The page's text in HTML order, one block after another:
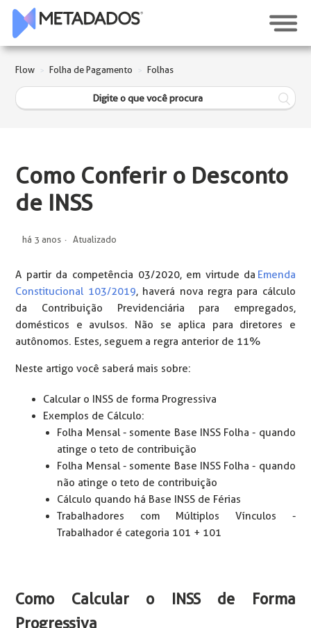
Flow Folha de Pagamento Folhas
Como Conferir o Desconto
de INSS
há 3 anos Atualizado
A partir da competência 03/2020, em virtude da Emenda
Constitucional 103/2019, haverá nova regra para cálculo
da Contribuição Previdenciária para empregados,
domésticos e avulsos. Não se aplica para diretores e
autônomos. Estes, seguem a regra anterior de 11%
Neste artigo você saberá mais sobre:
Calcular o INSS de forma Progressiva
Exemplos de Cálculo:
Folha Mensal - somente Base INSS Folha - quando
atinge o teto de contribuição
Folha Mensal - somente Base INSS Folha - quando
não atinge o teto de contribuição
Cálculo quando há Base INSS de Férias
Trabalhadores com Múltiplos Vínculos -
Trabalhador é categoria 101 + 101
Como Calcular o INSS de Forma
Progressiva